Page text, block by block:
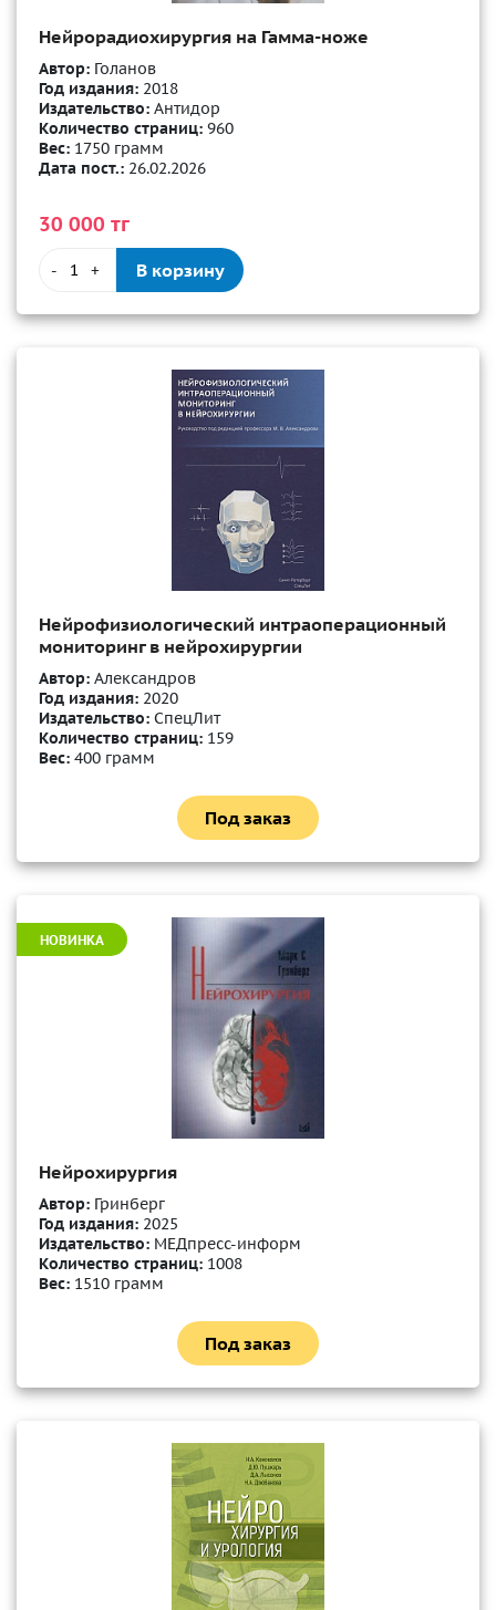
Нейрорадиохирургия на Гамма-ноже
Автор: Голанов
Год издания: 2018
Издательство: Антидор
Количество страниц: 960
Вес: 1750 грамм
Дата пост.: 26.02.2026
30 000 тг
- + В корзину
Нейрофизиологический интраоперационный
мониторинг в нейрохирургии
Автор: Александров
Год издания: 2020
Издательство: СпецЛит
Количество страниц: 159
Вес: 400 грамм
Под заказ
НОВИНКА
Нейрохирургия
Автор: Гринберг
Год издания: 2025
Издательство: МЕДпресс-информ
Количество страниц: 1008
Вес: 1510 грамм
Под заказ